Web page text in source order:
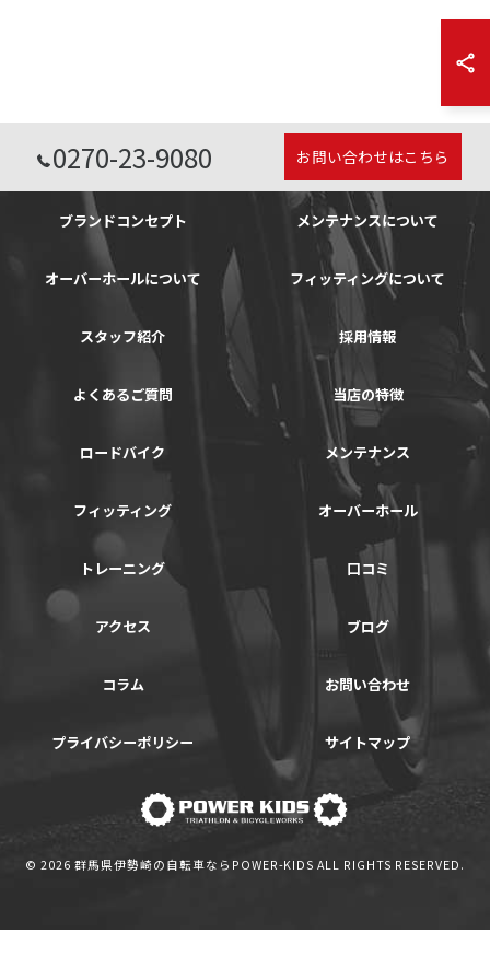
0270-23-9080 お問い合わせはこちら
ブランドコンセプト メンテナンスについて
オーバーホールについて フィッティングについて
スタッフ紹介 採用情報
よくあるご質問 当店の特徴
ロードバイク メンテナンス
フィッティング オーバーホール
トレーニング 口コミ
アクセス ブログ
コラム お問い合わせ
プライバシーポリシー サイトマップ
© 2026 群馬県伊勢崎の自転車ならPOWER-KIDS ALL RIGHTS RESERVED.